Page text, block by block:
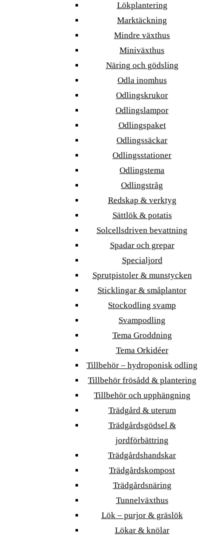
Lökplantering
Marktäckning
Mindre växthus
Miniväxthus
Näring och gödsling
Odla inomhus
Odlingskrukor
Odlingslampor
Odlingspaket
Odlingssäckar
Odlingsstationer
Odlingstema
Odlingstråg
Redskap & verktyg
Sättlök & potatis
Solcellsdriven bevattning
Spadar och grepar
Specialjord
Sprutpistoler & munstycken
Sticklingar & småplantor
Stockodling svamp
Svampodling
Tema Groddning
Tema Orkidéer
Tillbehör – hydroponisk odling
Tillbehör frösådd & plantering
Tillbehör och upphängning
Trädgård & uterum
Trädgårdsgödsel &
jordförbättring
Trädgårdshandskar
Trädgårdskompost
Trädgårdsnäring
Tunnelväxthus
Lök – purjor & gräslök
Lökar & knölar